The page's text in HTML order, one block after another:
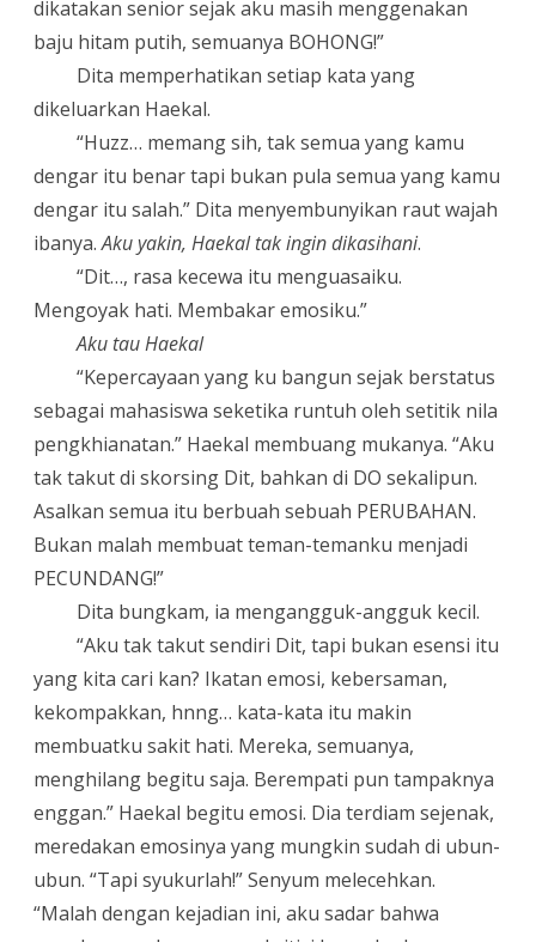
dikatakan senior sejak aku masih menggenakan
baju hitam putih, semuanya BOHONG!”
Dita memperhatikan setiap kata yang
dikeluarkan Haekal.
“Huzz… memang sih, tak semua yang kamu
dengar itu benar tapi bukan pula semua yang kamu
dengar itu salah.” Dita menyembunyikan raut wajah
ibanya.Aku yakin, Haekal tak ingin dikasihani.
“Dit…, rasa kecewa itu menguasaiku.
Mengoyak hati. Membakar emosiku.”
Aku tau Haekal
“Kepercayaan yang ku bangun sejak berstatus
sebagai mahasiswa seketika runtuh oleh setitik nila
pengkhianatan.” Haekal membuang mukanya. “Aku
tak takut di skorsing Dit, bahkan di DO sekalipun.
Asalkan semua itu berbuah sebuah PERUBAHAN.
Bukan malah membuat teman-temanku menjadi
PECUNDANG!”
Dita bungkam, ia mengangguk-angguk kecil.
“Aku tak takut sendiri Dit, tapi bukan esensi itu
yang kita cari kan? Ikatan emosi, kebersaman,
kekompakkan, hnng… kata-kata itu makin
membuatku sakit hati. Mereka, semuanya,
menghilang begitu saja. Berempati pun tampaknya
enggan.” Haekal begitu emosi. Dia terdiam sejenak,
meredakan emosinya yang mungkin sudah di ubun-
ubun. “Tapi syukurlah!” Senyum melecehkan.
“Malah dengan kejadian ini, aku sadar bahwa